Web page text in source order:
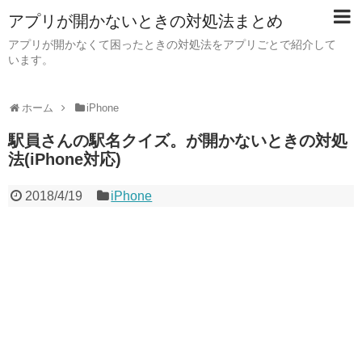
アプリが開かないときの対処法まとめ
アプリが開かなくて困ったときの対処法をアプリごとで紹介して
います。
ホーム iPhone
駅員さんの駅名クイズ。が開かないときの対処
法(iPhone対応)
2018/4/19 iPhone